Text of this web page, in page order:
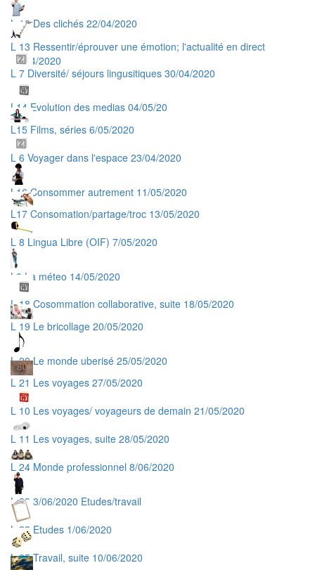
L 12 Des clichés 22/04/2020
L 13 Ressentir/éprouver une émotion; l'actualité en direct
29/04/2020
L 7 Diversité/ séjours lingusitiques 30/04/2020
L14 Evolution des medias 04/05/20
L15 Films, séries 6/05/2020
L 6 Voyager dans l'espace 23/04/2020
L16 Consommer autrement 11/05/2020
L17 Consomation/partage/troc 13/05/2020
L 8 Lingua Libre (OIF) 7/05/2020
L9 La méteo 14/05/2020
L 18 Cosommation collaborative, suite 18/05/2020
L 19 Le bricollage 20/05/2020
L 20 Le monde uberisé 25/05/2020
L 21 Les voyages 27/05/2020
L 10 Les voyages/ voyageurs de demain 21/05/2020
L 11 Les voyages, suite 28/05/2020
L 24 Monde professionnel 8/06/2020
L 23 3/06/2020 Etudes/travail
L 22 Etudes 1/06/2020
L 25 Travail, suite 10/06/2020